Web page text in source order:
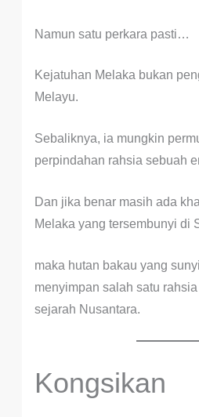
Namun satu perkara pasti…
Kejatuhan Melaka bukan
Melayu.
Sebaliknya, ia mungkin
perpindahan rahsia sebuah
Dan jika benar masih ada
Melaka yang tersembunyi di
maka hutan bakau yang
menyimpan salah satu
sejarah Nusantara.
Kongsikan